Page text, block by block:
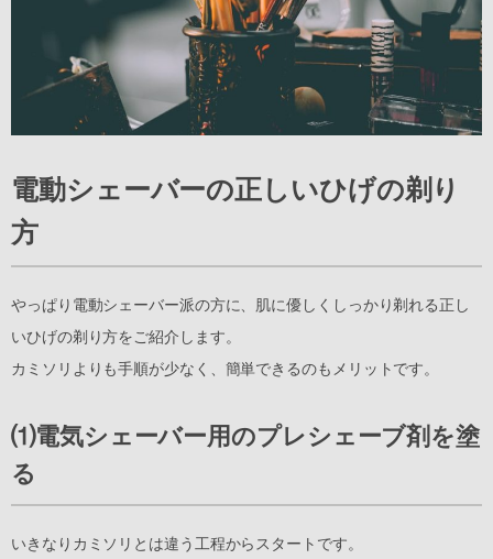
電動シェーバーの正しいひげの剃り
方
やっぱり電動シェーバー派の方に、肌に優しくしっかり剃れる正し
いひげの剃り方をご紹介します。
カミソリよりも手順が少なく、簡単できるのもメリットです。
⑴電気シェーバー用のプレシェーブ剤を塗
る
いきなりカミソリとは違う工程からスタートです。